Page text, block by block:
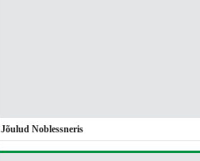
Jõulud Noblessneris